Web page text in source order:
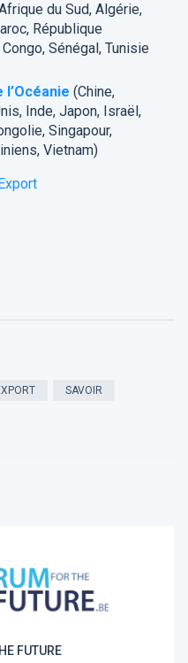
du Sud, Algérie,
République
Sénégal, Tunisie
l’Océanie (Chine,
Inde, Japon, Israël,
Singapour,
Vietnam)
SAVOIR
FUTURE